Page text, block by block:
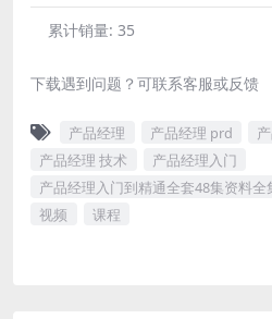
累计销量: 35
下载遇到问题？可联系客服或反馈
产品经理 产品经理 prd
产品经理 技术
产品经理入门
产品经理入门到精通全套48集资料全
视频
课程